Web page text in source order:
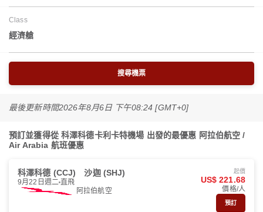
Class
經濟艙
搜尋機票
最後更新時間2026年8月6日 下午08:24 [GMT+0]
預訂並獲得從 科澤科德卡利卡特機場 出發的最優惠 阿拉伯航空 /
Air Arabia 航班優惠
科澤科德 (CCJ) 沙迦 (SHJ)
9月22日週二 直飛
阿拉伯航空
起價
US$ 221.68
價格/人
預訂